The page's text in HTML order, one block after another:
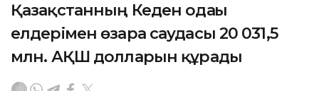
Қазақстанның Кеден одағы
елдерімен өзара саудасы 20 031,5
млн. АҚШ долларын құрады